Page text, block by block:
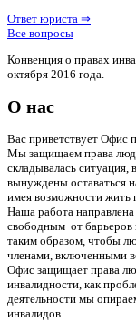
Ответ юриста ⇒
Все вопросы
Конвенция о правах
октября 2016 года.
О нас
Вас приветствует Офис
Мы защищаем права
складывалась ситуация,
вынуждены оставаться
имея возможности
Наша работа
свободным от барьеров
таким образом, чтобы
членами, включенными
Офис защищает права
инвалидности, как
деятельности мы
инвалидов.